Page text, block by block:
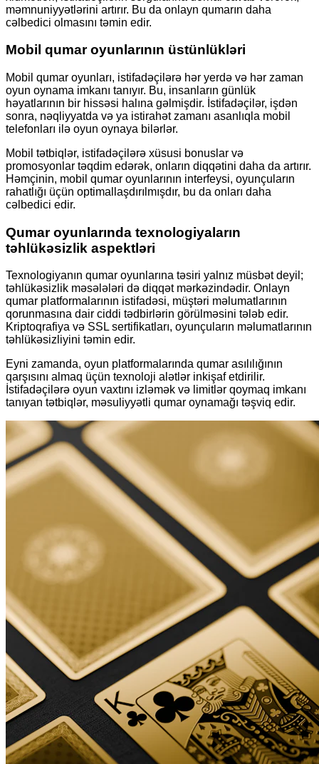
məmnuniyyətlərini artırır. Bu da onlayn qumarın daha
cəlbedici olmasını təmin edir.
Mobil qumar oyunlarının üstünlükləri
Mobil qumar oyunları, istifadəçilərə hər yerdə və hər zaman
oyun oynama imkanı tanıyır. Bu, insanların günlük
həyatlarının bir hissəsi halına gəlmişdir. İstifadəçilər, işdən
sonra, nəqliyyatda və ya istirahət zamanı asanlıqla mobil
telefonları ilə oyun oynaya bilərlər.
Mobil tətbiqlər, istifadəçilərə xüsusi bonuslar və
promosyonlar təqdim edərək, onların diqqətini daha da artırır.
Həmçinin, mobil qumar oyunlarının interfeysi, oyunçuların
rahatlığı üçün optimallaşdırılmışdır, bu da onları daha
cəlbedici edir.
Qumar oyunlarında texnologiyaların
təhlükəsizlik aspektləri
Texnologiyanın qumar oyunlarına təsiri yalnız müsbət deyil;
təhlükəsizlik məsələləri də diqqət mərkəzindədir. Onlayn
qumar platformalarının istifadəsi, müştəri məlumatlarının
qorunmasına dair ciddi tədbirlərin görülməsini tələb edir.
Kriptoqrafiya və SSL sertifikatları, oyunçuların məlumatlarının
təhlükəsizliyini təmin edir.
Eyni zamanda, oyun platformalarında qumar asılılığının
qarşısını almaq üçün texnoloji alətlər inkişaf etdirilir.
İstifadəçilərə oyun vaxtını izləmək və limitlər qoymaq imkanı
tanıyan tətbiqlər, məsuliyyətli qumar oynamağı təşviq edir.